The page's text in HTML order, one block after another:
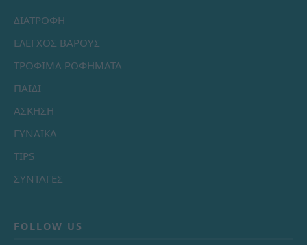
ΔΙΑΤΡΟΦΗ
ΕΛΕΓΧΟΣ ΒΑΡΟΥΣ
ΤΡΟΦΙΜΑ ΡΟΦΗΜΑΤΑ
ΠΑΙΔΙ
ΑΣΚΗΣΗ
ΓΥΝΑΙΚΑ
TIPS
ΣΥΝΤΑΓΕΣ
FOLLOW US